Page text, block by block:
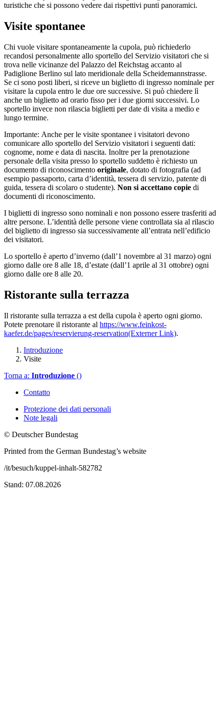
turistiche che si possono vedere dai rispettivi punti panoramici.
Visite spontanee
Chi vuole visitare spontaneamente la cupola, può richiederlo
recandosi personalmente allo sportello del Servizio visitatori che si
trova nelle vicinanze del Palazzo del Reichstag accanto al
Padiglione Berlino sul lato meridionale della Scheidemannstrasse.
Se ci sono posti liberi, si riceve un biglietto di ingresso nominale per
visitare la cupola entro le due ore successive. Si può chiedere lì
anche un biglietto ad orario fisso per i due giorni successivi. Lo
sportello invece non rilascia biglietti per date di visita a medio e
lungo termine.
Importante: Anche per le visite spontanee i visitatori devono
comunicare allo sportello del Servizio visitatori i seguenti dati:
cognome, nome e data di nascita. Inoltre per la prenotazione
personale della visita presso lo sportello suddetto è richiesto un
documento di riconoscimento originale, dotato di fotografia (ad
esempio passaporto, carta d’identità, tessera di servizio, patente di
guida, tessera di scolaro o studente). Non si accettano copie di
documenti di riconoscimento.
I biglietti di ingresso sono nominali e non possono essere trasferiti ad
altre persone. L’identità delle persone viene controllata sia al rilascio
del biglietto di ingresso sia successivamente all’entrata nell’edificio
dei visitatori.
Lo sportello è aperto d’inverno (dall’1 novembre al 31 marzo) ogni
giorno dalle ore 8 alle 18, d’estate (dall’1 aprile al 31 ottobre) ogni
giorno dalle ore 8 alle 20.
Ristorante sulla terrazza
Il ristorante sulla terrazza a est della cupola è aperto ogni giorno.
Potete prenotare il ristorante al https://www.feinkost-
kaefer.de/pages/reservierung-reservation(Externer Link).
Introduzione
Visite
Torna a: Introduzione ()
Contatto
Protezione dei dati personali
Note legali
© Deutscher Bundestag
Printed from the German Bundestag’s website
/it/besuch/kuppel-inhalt-582782
Stand: 07.08.2026